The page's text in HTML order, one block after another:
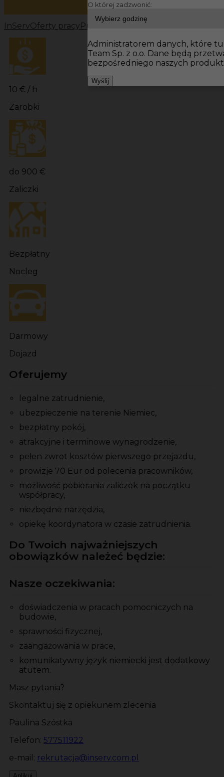
InServOferty pracy Pracownicy fizyczni Niemcy
10 € / h
Zarobki
do 900 €
Zaliczki
Bezpłatny
Nocleg
Darmowy
Dojazd
Oferujemy
legalne zatrudnienie,
ubezpieczenie na terenie Niemiec,
bezpłatny pokój,
atrakcyjne i terminowe wynagrodzenie,
pełen zwrot kosztów pierwszego przejazdu,
prowizje 70 Eur od polecenia pracowników,
możliwość pobierania zaliczek na początku
współpracy,
niezbędne narzędzia,
opiekę koordynatora w czasie zatrudnienia.
Do Twoich najważniejszych
obowiązków należeć będzie:
Nasze oczekiwania:
doświadczenia w pracach pomocniczych na
budowie,
sprawności fizycznej,
zaangażowania w prace,
komunikatywny język niemiecki jest dodatkowy
atutem.
Masz pytania?
Skontaktuj się z opiekunem zlecenia
Paulina Szóstka
Telefon: 577511922
e-mail: rekrutacja@inserv.com.pl
O której zadzwonić:
Administratorem danych, które tu
Team Sp. z o.o. Dane będą
bezpośredniego naszych
Wyślij